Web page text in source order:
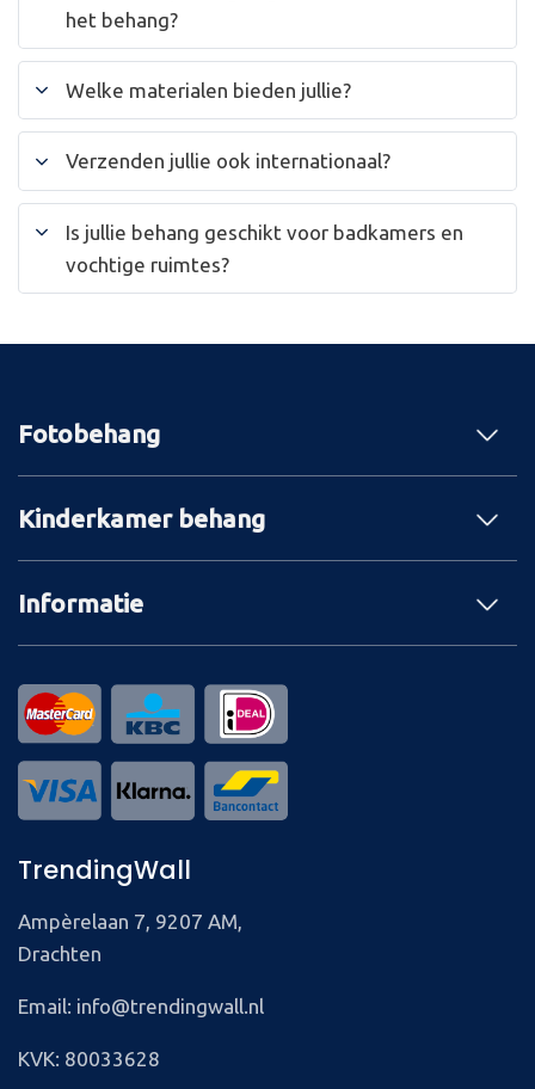
het behang?
Welke materialen bieden jullie?
Verzenden jullie ook internationaal?
Is jullie behang geschikt voor badkamers en
vochtige ruimtes?
Fotobehang
Kinderkamer behang
Informatie
TrendingWall
Ampèrelaan 7, 9207 AM,
Drachten
Email: info@trendingwall.nl
KVK: 80033628